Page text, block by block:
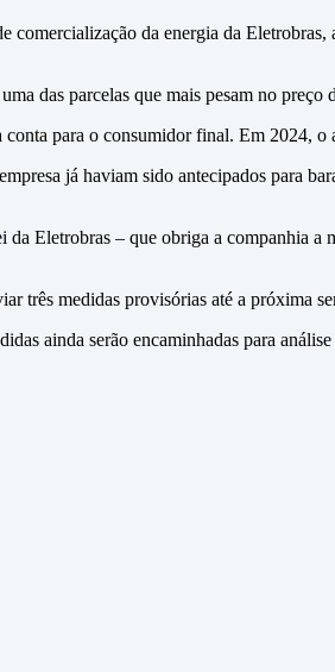
comercialização da energia da
das parcelas que mais pesam no preço
conta para o consumidor final. Em 2024,
já haviam sido antecipados para
Eletrobras – que obriga a companhia a
três medidas provisórias até a próxima
ainda serão encaminhadas para